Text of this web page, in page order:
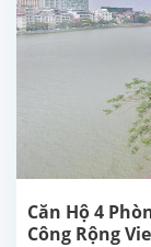
Căn Hộ 4
Công Rộng